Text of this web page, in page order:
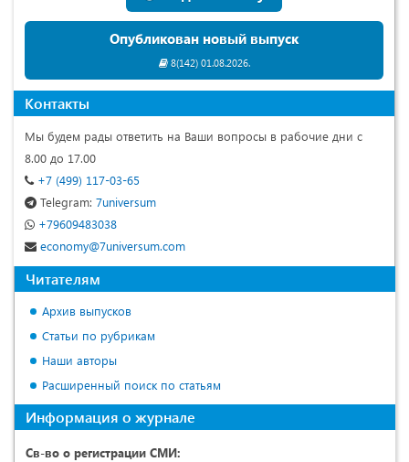
Опубликован новый выпуск
8(142) 01.08.2026.
Контакты
Мы будем рады ответить на Ваши вопросы в рабочие дни с
8.00 до 17.00
+7 (499) 117-03-65
Telegram: 7universum
+79609483038
economy@7universum.com
Читателям
Архив выпусков
Статьи по рубрикам
Наши авторы
Расширенный поиск по статьям
Информация о журнале
Св-во о регистрации СМИ: